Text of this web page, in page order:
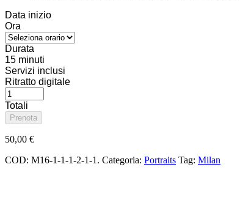
Data inizio
Ora
Durata
15 minuti
Servizi inclusi
Ritratto digitale
Totali
Prenota
50,00 €
COD: M16-1-1-1-2-1-1 . Categoria: Portraits Tag: Milan